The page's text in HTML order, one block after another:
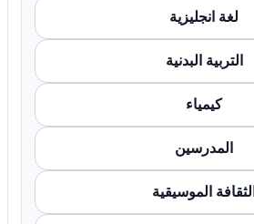
لغة انجليزية
التربية البدنية
كيمياء
المدرسين
الثقافة الموسيقية